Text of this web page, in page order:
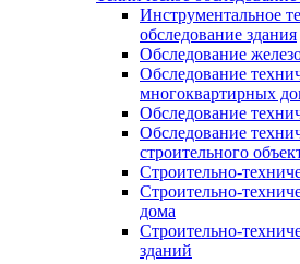
Инструментальное
обследование здания
Обследование
Обследование
многоквартирных
Обследование
Обследование
строительного
Строительно-
Строительно-
дома
Строительно-
зданий